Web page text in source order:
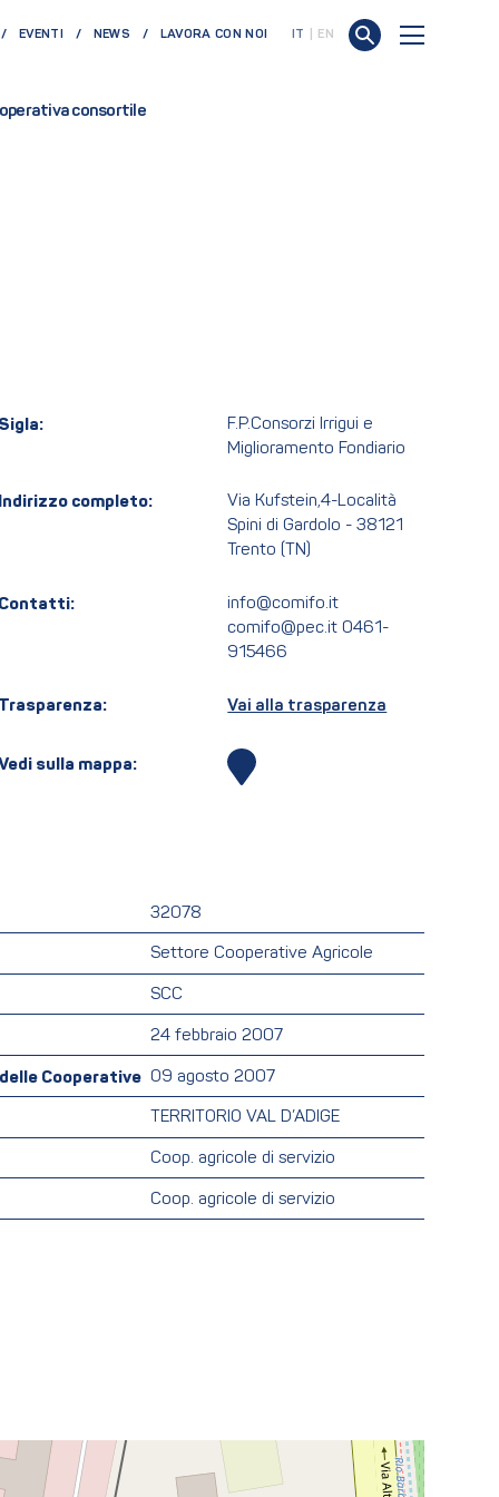
EVENTI NEWS LAVORA CON NOI IT EN
consortile
Sigla:
F.P.Consorzi Irrigui e
Miglioramento Fondiario
Indirizzo completo:
Via Kufstein,4-Località
Spini di Gardolo - 38121
Trento (TN)
Contatti:
info@comifo.it
comifo@pec.it 0461-
915466
Trasparenza: Vai alla trasparenza
sulla mappa:
32078
Settore Cooperative Agricole
SCC
24 febbraio 2007
Cooperative 09 agosto 2007
TERRITORIO VAL D’ADIGE
Coop. agricole di servizio
Coop. agricole di servizio